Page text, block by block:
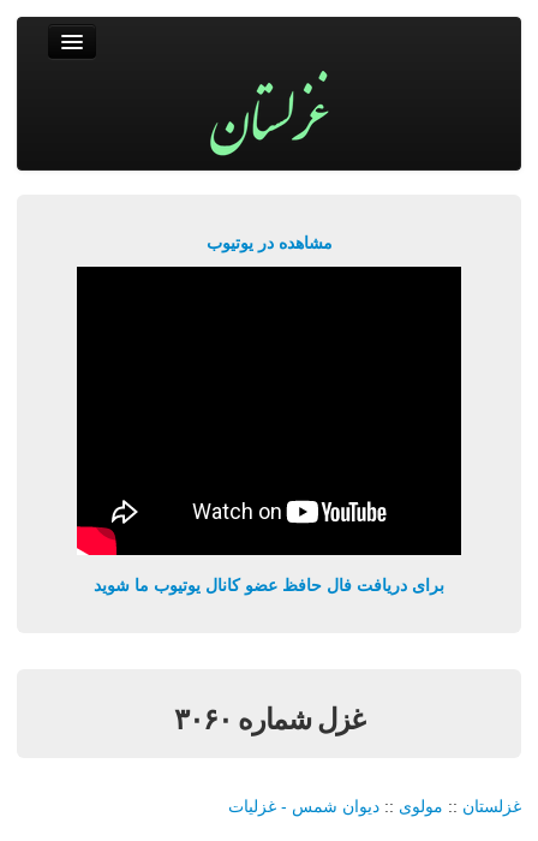
مشاهده در یوتیوب
برای دریافت فال حافظ عضو کانال یوتیوب ما شوید
غزل شماره ۳۰۶۰
غزلستان :: مولوی :: دیوان شمس - غزلیات